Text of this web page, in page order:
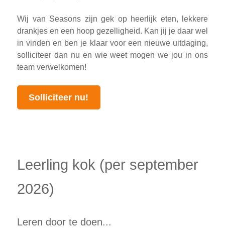
Wij van Seasons zijn gek op heerlijk eten, lekkere
drankjes en een hoop gezelligheid. Kan jij je daar wel
in vinden en ben je klaar voor een nieuwe uitdaging,
solliciteer dan nu en wie weet mogen we jou in ons
team verwelkomen!
Solliciteer nu!
Leerling kok (per september
2026)
Leren door te doen...